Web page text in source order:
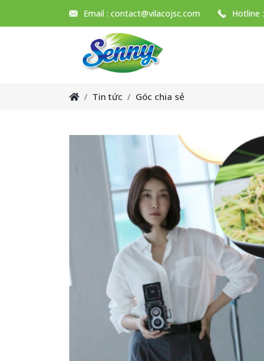
Email : contact@vilacojsc.com Hotline :
Tin tức Góc chia sẻ